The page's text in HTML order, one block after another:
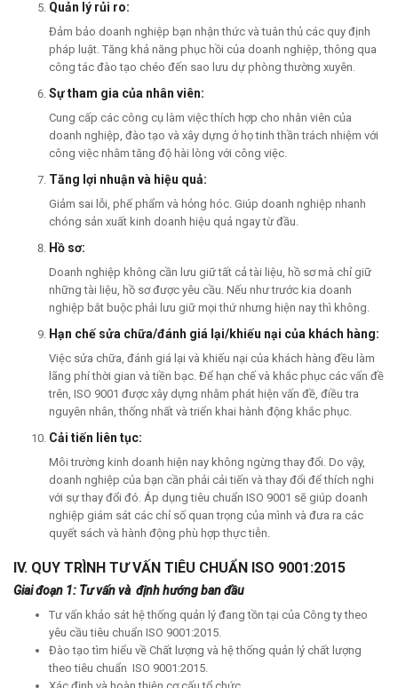
Quản lý rủi ro:
Đảm bảo doanh nghiệp bạn nhận thức và tuân thủ các quy định
pháp luật. Tăng khả năng phục hồi của doanh nghiệp, thông qua
công tác đào tạo chéo đến sao lưu dự phòng thường xuyên.
Sự tham gia của nhân viên:
Cung cấp các công cụ làm việc thích hợp cho nhân viên của
doanh nghiệp, đào tạo và xây dựng ở họ tinh thần trách nhiệm với
công việc nhằm tăng độ hài lòng với công việc.
Tăng lợi nhuận và hiệu quả:
Giảm sai lỗi, phế phẩm và hỏng hóc. Giúp doanh nghiệp nhanh
chóng sản xuất kinh doanh hiệu quả ngay từ đầu.
Hồ sơ:
Doanh nghiệp không cần lưu giữ tất cả tài liệu, hồ sơ mà chỉ giữ
những tài liệu, hồ sơ được yêu cầu. Nếu như trước kia doanh
nghiệp bắt buộc phải lưu giữ mọi thứ nhưng hiện nay thì không.
Hạn chế sửa chữa/đánh giá lại/khiếu nại của khách hàng:
Việc sửa chữa, đánh giá lại và khiếu nại của khách hàng đều làm
lãng phí thời gian và tiền bạc. Để hạn chế và khắc phục các vấn đề
trên, ISO 9001 được xây dựng nhằm phát hiện vấn đề, điều tra
nguyên nhân, thống nhất và triển khai hành động khắc phục.
Cải tiến liên tục:
Môi trường kinh doanh hiện nay không ngừng thay đổi. Do vậy,
doanh nghiệp của bạn cần phải cải tiến và thay đổi để thích nghi
với sự thay đổi đó. Áp dụng tiêu chuẩn ISO 9001 sẽ giúp doanh
nghiệp giám sát các chỉ số quan trọng của mình và đưa ra các
quyết sách và hành động phù hợp thực tiễn.
IV. QUY TRÌNH TƯ VẤN TIÊU CHUẨN ISO 9001:2015
Giai đoạn 1: Tư vấn và định hướng ban đầu
Tư vấn khảo sát hệ thống quản lý đang tồn tại của Công ty theo
yêu cầu tiêu chuẩn ISO 9001:2015.
Đào tạo tìm hiểu về Chất lượng và hệ thống quản lý chất lượng
theo tiêu chuẩn ISO 9001:2015.